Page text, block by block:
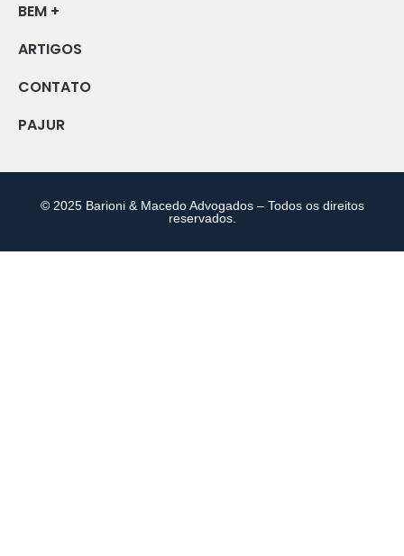
BEM +
ARTIGOS
CONTATO
PAJUR
© 2025 Barioni & Macedo Advogados – Todos os direitos
reservados.